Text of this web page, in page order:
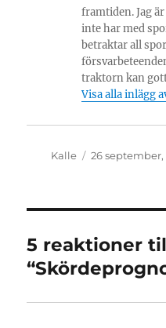
framtiden. Jag
inte har med
betraktar all
traktorn kan
Visa alla inlägg
Författare
Kalle
Publicerat
26 september,
5 reaktioner